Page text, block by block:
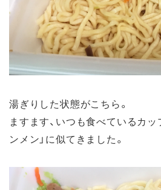
湯ぎりした状態がこちら。
ますます、いつも食べているカッ
ンメン」に似てきました。